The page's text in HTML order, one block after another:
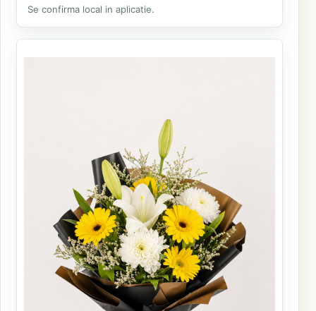
Se confirma local in aplicatie.